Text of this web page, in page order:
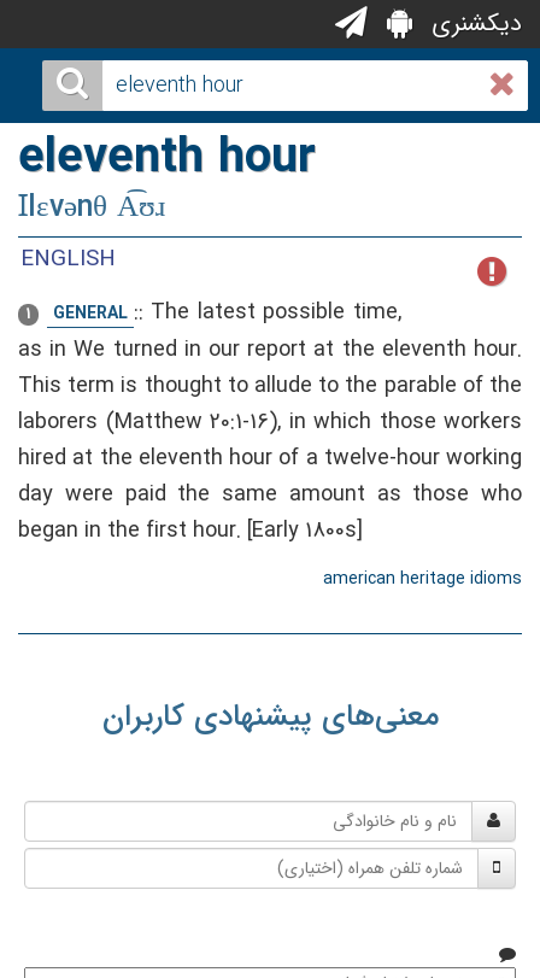
دیکشنری
eleventh hour
Ɪlɛvənθ A͡ʊɹ
ENGLISH
1 GENERAL :: The latest possible time,
as in We turned in our report at the eleventh hour.
This term is thought to allude to the parable of the
laborers (Matthew 20:1-16), in which those workers
hired at the eleventh hour of a twelve-hour working
day were paid the same amount as those who
began in the first hour. [Early 1800s]
american heritage idioms
معنی‌های پیشنهادی کاربران
و
نام
خانوادگی
شماره
تلفن